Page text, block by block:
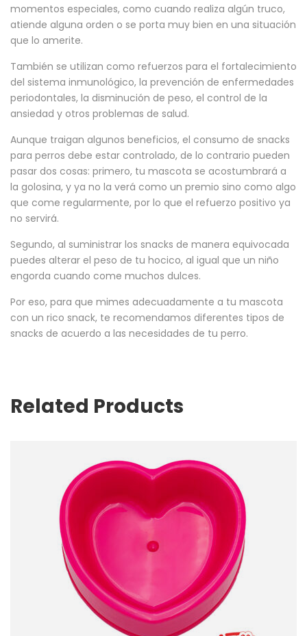
momentos especiales, como cuando realiza algún truco,
atiende alguna orden o se porta muy bien en una situación
que lo amerite.
También se utilizan como refuerzos para el fortalecimiento
del sistema inmunológico, la prevención de enfermedades
periodontales, la disminución de peso, el control de la
ansiedad y otros problemas de salud.
Aunque traigan algunos beneficios, el consumo de snacks
para perros debe estar controlado, de lo contrario pueden
pasar dos cosas: primero, tu mascota se acostumbrará a
la golosina, y ya no la verá como un premio sino como algo
que come regularmente, por lo que el refuerzo positivo ya
no servirá.
Segundo, al suministrar los snacks de manera equivocada
puedes alterar el peso de tu hocico, al igual que un niño
engorda cuando come muchos dulces.
Por eso, para que mimes adecuadamente a tu mascota
con un rico snack, te recomendamos diferentes tipos de
snacks de acuerdo a las necesidades de tu perro.
Related Products